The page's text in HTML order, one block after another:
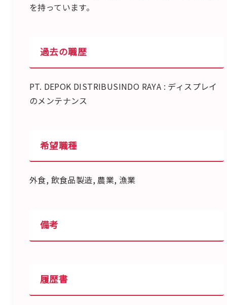
を持っています。
過去の職歴
PT. DEPOK DISTRIBUSINDO RAYA : ディスプレイ
のメンテナンス
希望職種
外食, 飲食品製造, 農業, 漁業
備考
履歴書